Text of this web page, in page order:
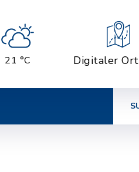
21 °C Digitaler